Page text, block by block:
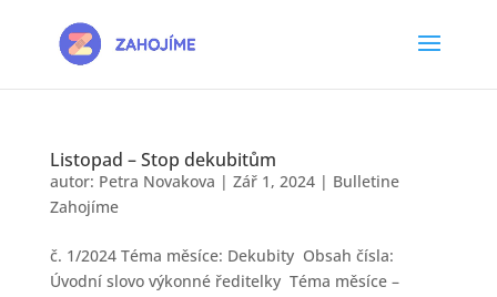
Listopad – Stop dekubitům
autor: Petra Novakova | Zář 1, 2024| Bulletine
Zahojíme
č. 1/2024 Téma měsíce: Dekubity Obsah čísla:
Úvodní slovo výkonné ředitelky Téma měsíce –